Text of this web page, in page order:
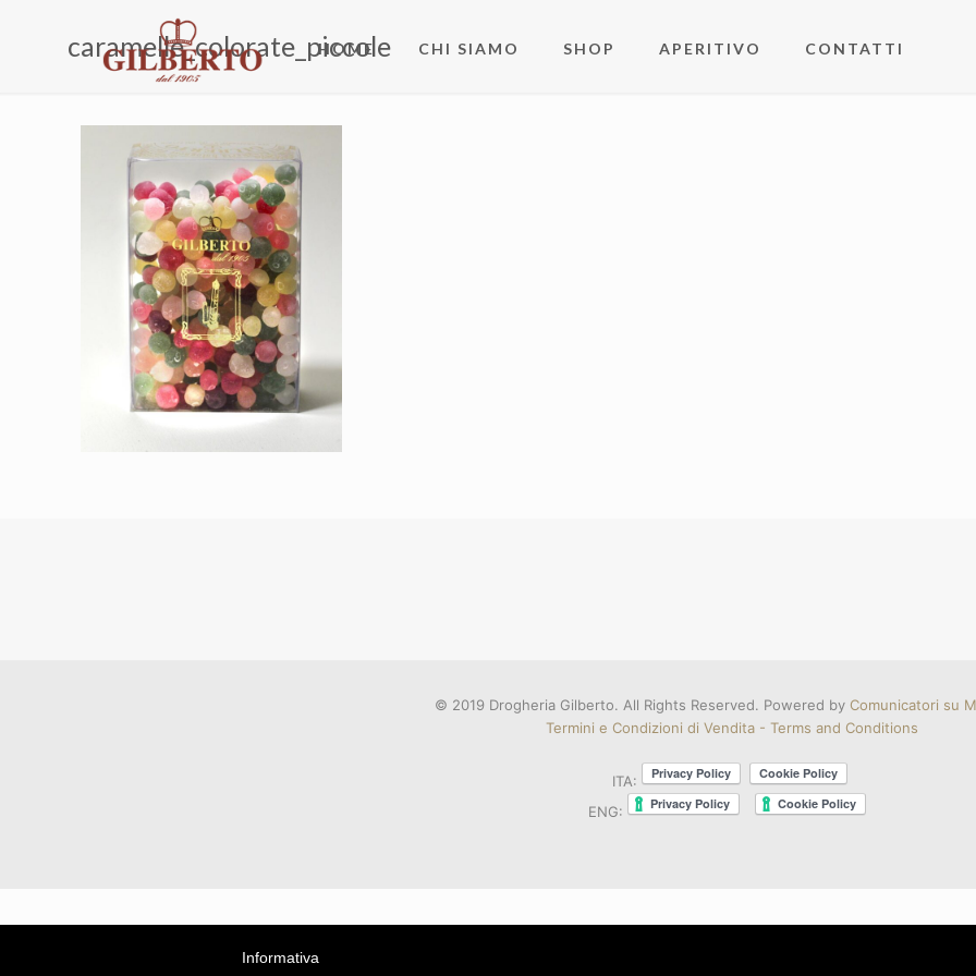
HOME CHI SIAMO SHOP APERITIVO CONTATTI
caramelle_colorate_piccole
© 2019 Drogheria Gilberto. All Rights Reserved. Powered by Comunicatori su
Termini e Condizioni di Vendita - Terms and Conditions
ITA:
ENG:
Informativa